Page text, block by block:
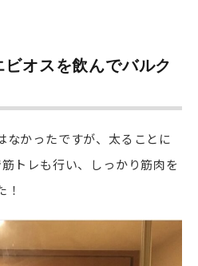
オスを飲んでバルク
なかったですが、太ることに
トレも行い、しっかり筋肉を
！